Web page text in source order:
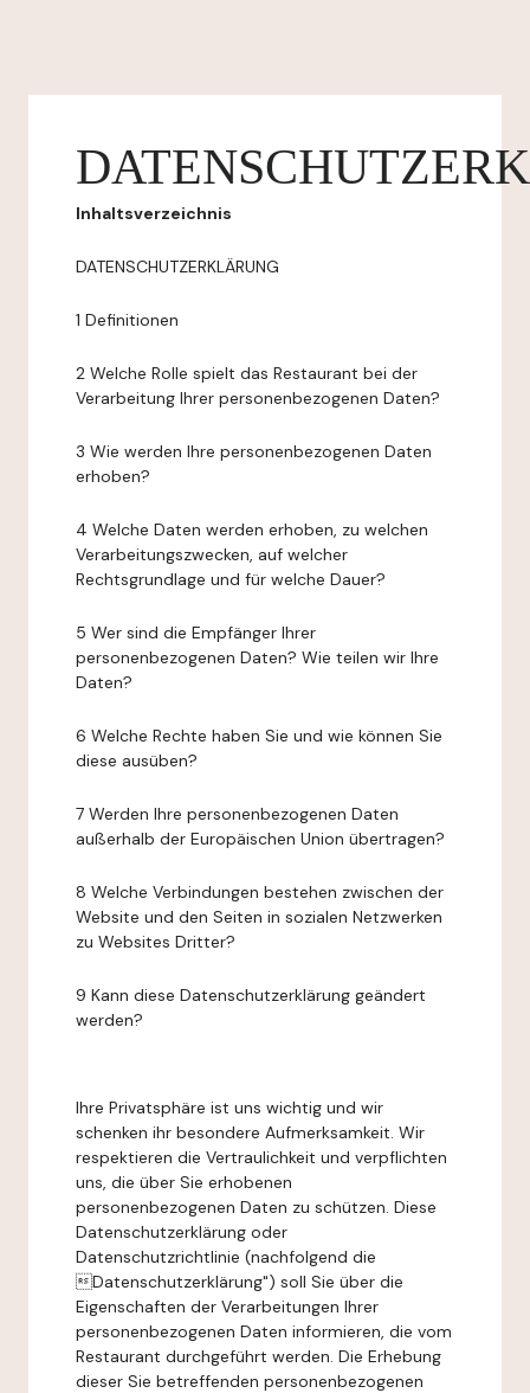
Inhaltsverzeichnis
DATENSCHUTZERKLÄRUNG
1 Definitionen
2 Welche Rolle spielt das Restaurant bei der
Verarbeitung Ihrer personenbezogenen Daten?
3 Wie werden Ihre personenbezogenen Daten
erhoben?
4 Welche Daten werden erhoben, zu welchen
Verarbeitungszwecken, auf welcher
Rechtsgrundlage und für welche Dauer?
5 Wer sind die Empfänger Ihrer
personenbezogenen Daten? Wie teilen wir Ihre
Daten?
6 Welche Rechte haben Sie und wie können Sie
diese ausüben?
7 Werden Ihre personenbezogenen Daten
außerhalb der Europäischen Union übertragen?
8 Welche Verbindungen bestehen zwischen der
Website und den Seiten in sozialen Netzwerken
zu Websites Dritter?
9 Kann diese Datenschutzerklärung geändert
werden?
Ihre Privatsphäre ist uns wichtig und wir
schenken ihr besondere Aufmerksamkeit. Wir
respektieren die Vertraulichkeit und verpflichten
uns, die über Sie erhobenen
personenbezogenen Daten zu schützen. Diese
Datenschutzerklärung oder
Datenschutzrichtlinie (nachfolgend die
Datenschutzerklärung") soll Sie über die
Eigenschaften der Verarbeitungen Ihrer
personenbezogenen Daten informieren, die vom
Restaurant durchgeführt werden. Die Erhebung
dieser Sie betreffenden personenbezogenen